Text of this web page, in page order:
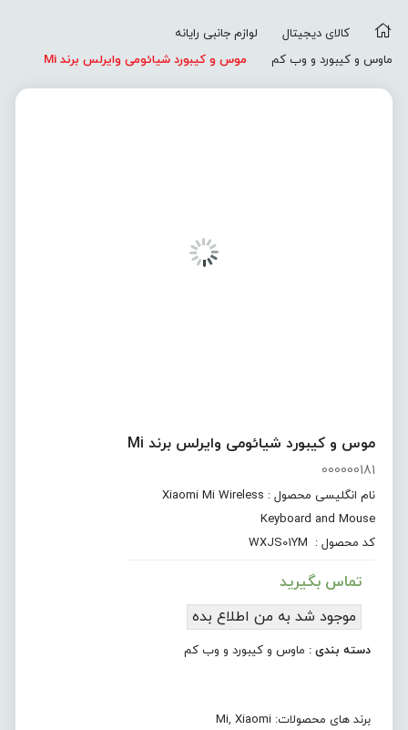
کالای دیجیتال
لوازم جانبی رایانه
ماوس و کیبورد و وب کم
موس و کیبورد شیائومی وایرلس برند Mi
موس و کیبورد شیائومی وایرلس برند Mi
000000181
نام انگلیسی محصول : Xiaomi Mi Wireless
Keyboard and Mouse
کد محصول : WXJS01YM
تماس بگیرید
موجود شد به من اطلاع بده
دسته بندی : ماوس و کیبورد و وب کم
برند های محصولات: Mi, Xiaomi